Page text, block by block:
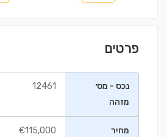
פרטים
נכס - מס׳
מזהה
12461
מחיר €115,000